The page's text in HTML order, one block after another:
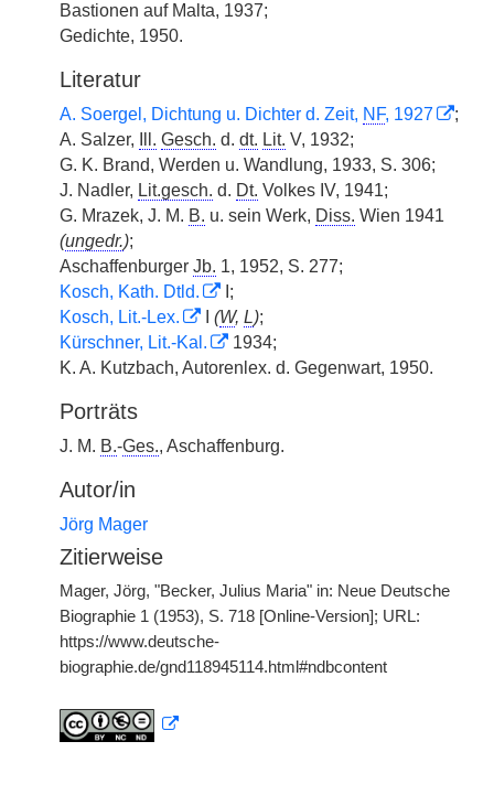
Bastionen auf Malta, 1937;
Gedichte, 1950.
Literatur
A. Soergel, Dichtung u. Dichter d. Zeit, NF, 1927
;
A. Salzer,
Ill. Gesch. d. dt. Lit. V, 1932;
G. K. Brand, Werden u. Wandlung, 1933, S. 306;
J. Nadler, Lit.gesch. d. Dt. Volkes IV, 1941;
G. Mrazek, J. M. B. u. sein Werk, Diss. Wien 1941
(ungedr.);
Aschaffenburger Jb. 1, 1952, S. 277;
Kosch, Kath. Dtld.
I;
Kosch, Lit.-Lex.
(W, L);
Kürschner, Lit.-Kal.
1934;
K. A. Kutzbach, Autorenlex. d. Gegenwart, 1950.
Porträts
J. M. B.-Ges., Aschaffenburg.
Autor/in
Jörg Mager
Zitierweise
Mager, Jörg, "Becker, Julius Maria" in: Neue Deutsche
Biographie 1 (1953), S. 718 [Online-Version]; URL:
https://www.deutsche-
biographie.de/gnd118945114.html#ndbcontent